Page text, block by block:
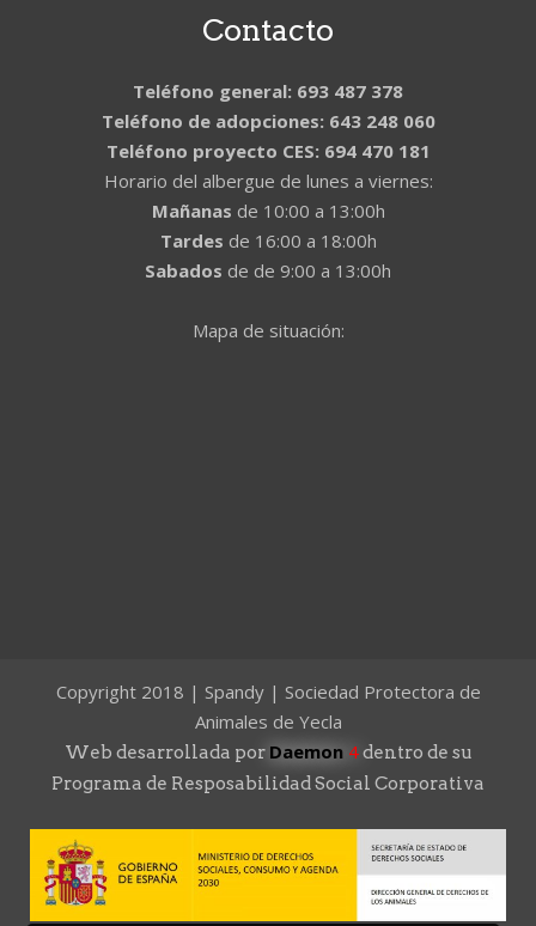
Contacto
Teléfono general: 693 487 378
Teléfono de adopciones: 643 248 060
Teléfono proyecto CES: 694 470 181
Horario del albergue de lunes a viernes:
Mañanas de 10:00 a 13:00h
Tardes de 16:00 a 18:00h
Sabados de de 9:00 a 13:00h
Mapa de situación:
Copyright 2018 | Spandy | Sociedad Protectora de
Animales de Yecla
Web desarrollada por Daemon 4dentro de su
Programa de Resposabilidad Social Corporativa